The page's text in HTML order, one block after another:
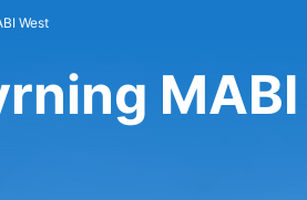
West